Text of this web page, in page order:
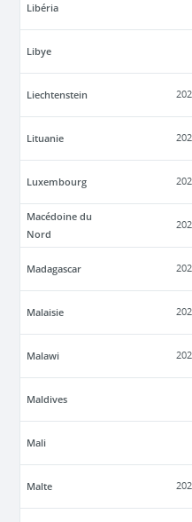
Libéria
Libye
Liechtenstein
Lituanie
Luxembourg
Macédoine du
Nord
Madagascar
Malaisie
Malawi
Maldives
Mali
Malte